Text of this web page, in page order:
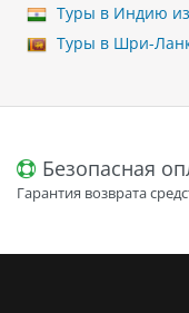
Туры в Индию
Туры в Шри-
Безопасная
Гарантия возврата